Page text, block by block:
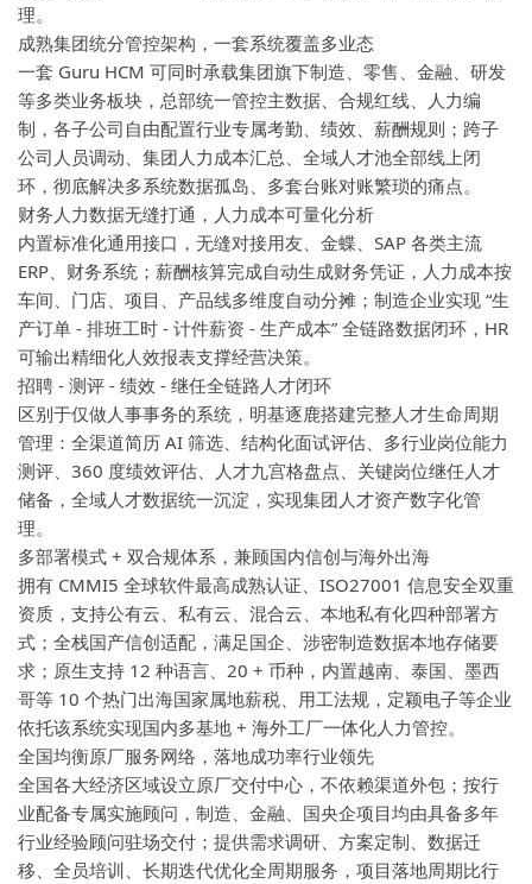
理。
成熟集团统分管控架构，一套系统覆盖多业态
一套 Guru HCM 可同时承载集团旗下制造、零售、金融、研发
等多类业务板块，总部统一管控主数据、合规红线、人力编
制，各子公司自由配置行业专属考勤、绩效、薪酬规则；跨子
公司人员调动、集团人力成本汇总、全域人才池全部线上闭
环，彻底解决多系统数据孤岛、多套台账对账繁琐的痛点。
财务人力数据无缝打通，人力成本可量化分析
内置标准化通用接口，无缝对接用友、金蝶、SAP 各类主流
ERP、财务系统；薪酬核算完成自动生成财务凭证，人力成本按
车间、门店、项目、产品线多维度自动分摊；制造企业实现 “生
产订单 - 排班工时 - 计件薪资 - 生产成本” 全链路数据闭环，HR
可输出精细化人效报表支撑经营决策。
招聘 - 测评 - 绩效 - 继任全链路人才闭环
区别于仅做人事事务的系统，明基逐鹿搭建完整人才生命周期
管理：全渠道简历 AI 筛选、结构化面试评估、多行业岗位能力
测评、360 度绩效评估、人才九宫格盘点、关键岗位继任人才
储备，全域人才数据统一沉淀，实现集团人才资产数字化管
理。
多部署模式 + 双合规体系，兼顾国内信创与海外出海
拥有 CMMI5 全球软件最高成熟认证、ISO27001 信息安全双重
资质，支持公有云、私有云、混合云、本地私有化四种部署方
式；全栈国产信创适配，满足国企、涉密制造数据本地存储要
求；原生支持 12 种语言、20 + 币种，内置越南、泰国、墨西
哥等 10 个热门出海国家属地薪税、用工法规，定颖电子等企业
依托该系统实现国内多基地 + 海外工厂一体化人力管控。
全国均衡原厂服务网络，落地成功率行业领先
全国各大经济区域设立原厂交付中心，不依赖渠道外包；按行
业配备专属实施顾问，制造、金融、国央企项目均由具备多年
行业经验顾问驻场交付；提供需求调研、方案定制、数据迁
移、全员培训、长期迭代优化全周期服务，项目落地周期比行